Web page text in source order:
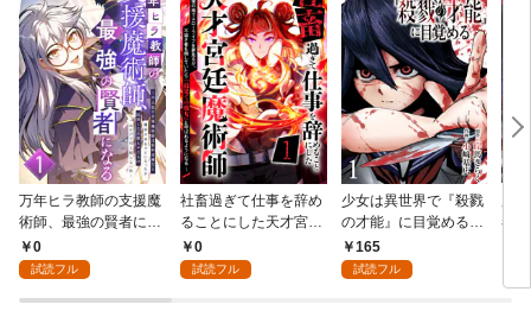
万年ヒラ教師の支援魔
術師、最強の賢者にな
る～不人気の支援魔術
師は給料泥棒だと魔術
が、出世した元教え子
0
試読フル
社畜過ぎて仕事を辞め
ることにした天才宮廷
魔術師～辺境の地でス
ローライフを夢見る
0
試読フル
少女は異世界で『殺戮
の才能』に目覚める
(話売り) #1
165
試読フル
者